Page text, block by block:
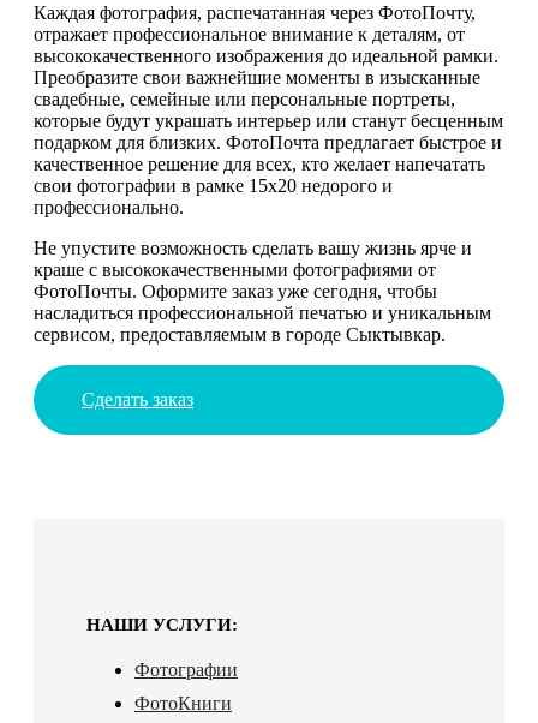
Каждая фотография, распечатанная через ФотоПочту,
отражает профессиональное внимание к деталям, от
высококачественного изображения до идеальной рамки.
Преобразите свои важнейшие моменты в изысканные
свадебные, семейные или персональные портреты,
которые будут украшать интерьер или станут бесценным
подарком для близких. ФотоПочта предлагает быстрое и
качественное решение для всех, кто желает напечатать
свои фотографии в рамке 15х20 недорого и
профессионально.
Не упустите возможность сделать вашу жизнь ярче и
краше с высококачественными фотографиями от
ФотоПочты. Оформите заказ уже сегодня, чтобы
насладиться профессиональной печатью и уникальным
сервисом, предоставляемым в городе Сыктывкар.
Сделать заказ
НАШИ УСЛУГИ:
Фотографии
ФотоКниги